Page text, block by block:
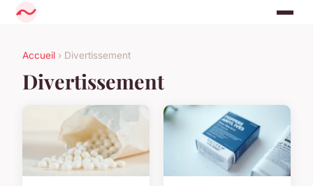
Accueil › Divertissement
Divertissement